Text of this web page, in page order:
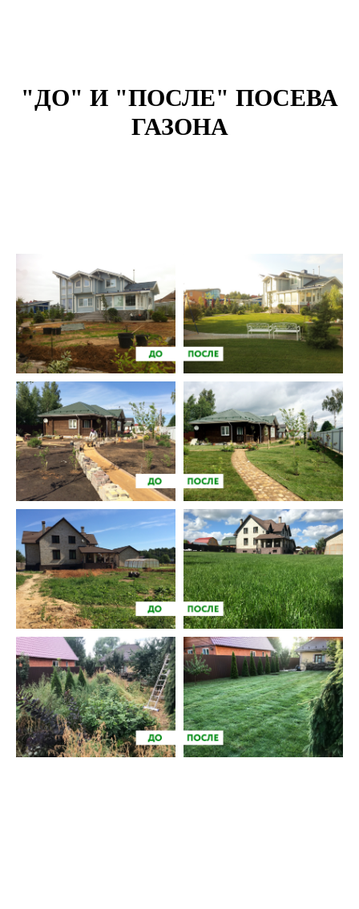
"ДО" И "ПОСЛЕ" ПОСЕВА
ГАЗОНА